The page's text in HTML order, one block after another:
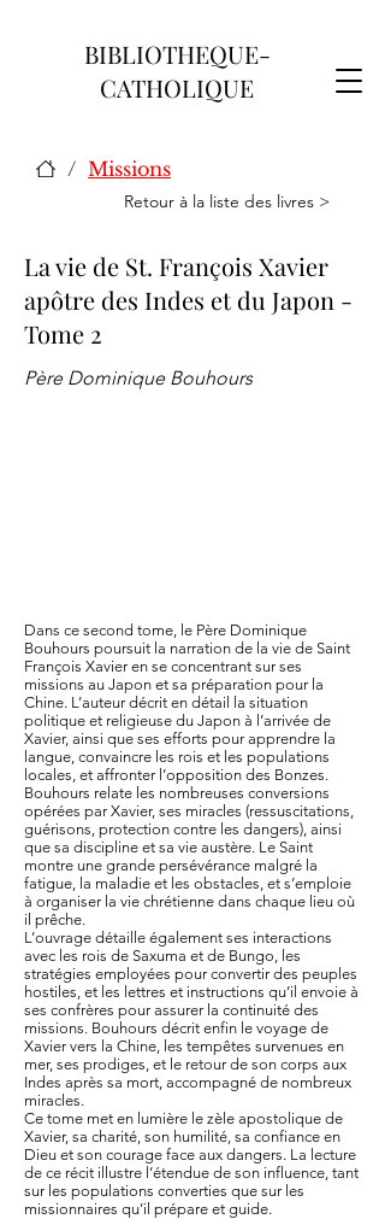
BIBLIOTHEQUE-
CATHOLIQUE
/ Missions
Retour à la liste des livres >
La vie de St. François Xavier
apôtre des Indes et du Japon -
Tome 2
Père Dominique Bouhours
Dans ce second tome, le Père Dominique
Bouhours poursuit la narration de la vie de Saint
François Xavier en se concentrant sur ses
missions au Japon et sa préparation pour la
Chine. L’auteur décrit en détail la situation
politique et religieuse du Japon à l’arrivée de
Xavier, ainsi que ses efforts pour apprendre la
langue, convaincre les rois et les populations
locales, et affronter l’opposition des Bonzes.
Bouhours relate les nombreuses conversions
opérées par Xavier, ses miracles (ressuscitations,
guérisons, protection contre les dangers), ainsi
que sa discipline et sa vie austère. Le Saint
montre une grande persévérance malgré la
fatigue, la maladie et les obstacles, et s’emploie
à organiser la vie chrétienne dans chaque lieu où
il prêche.
L’ouvrage détaille également ses interactions
avec les rois de Saxuma et de Bungo, les
stratégies employées pour convertir des peuples
hostiles, et les lettres et instructions qu’il envoie à
ses confrères pour assurer la continuité des
missions. Bouhours décrit enfin le voyage de
Xavier vers la Chine, les tempêtes survenues en
mer, ses prodiges, et le retour de son corps aux
Indes après sa mort, accompagné de nombreux
miracles.
Ce tome met en lumière le zèle apostolique de
Xavier, sa charité, son humilité, sa confiance en
Dieu et son courage face aux dangers. La lecture
de ce récit illustre l’étendue de son influence, tant
sur les populations converties que sur les
missionnaires qu’il prépare et guide.